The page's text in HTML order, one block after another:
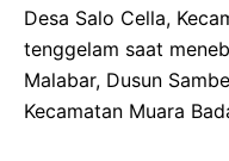
Desa Salo Cella,
tenggelam saat
Malabar, Dusun
Kecamatan Muara